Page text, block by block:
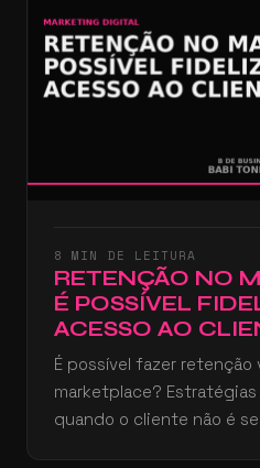
8 MIN DE LEITURA
RETENÇÃO NO
É POSSÍVEL
ACESSO AO
É possível fazer retenção
marketplace?
quando o cliente não é